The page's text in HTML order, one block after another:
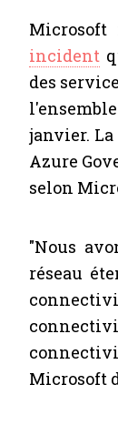
Microsoft
incident
des
janvier.
Azure
selon
"Nous
réseau
Microsoft